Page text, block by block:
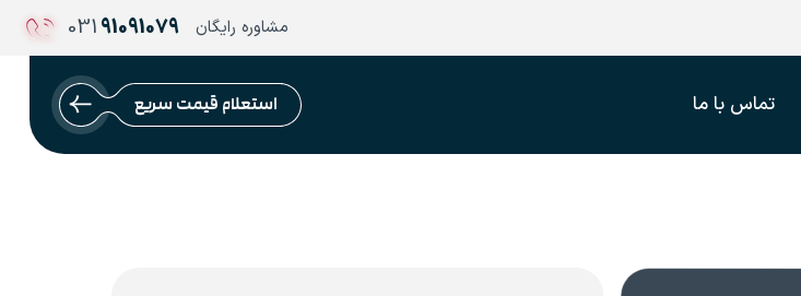
مشاوره رایگان 91091079
031
تماس با ما استعلام قیمت سریع